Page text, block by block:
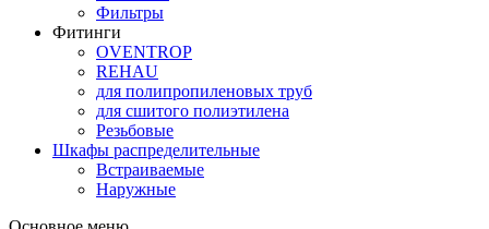
Фильтры
Фитинги
OVENTROP
REHAU
для полипропиленовых труб
для сшитого полиэтилена
Резьбовые
Шкафы распределительные
Встраиваемые
Наружные